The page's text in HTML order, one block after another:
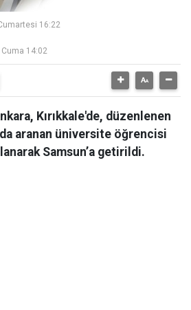
16:22
14:02
Kırıkkale'de, düzenlenen
aranan üniversite öğrencisi
Samsun’a getirildi.